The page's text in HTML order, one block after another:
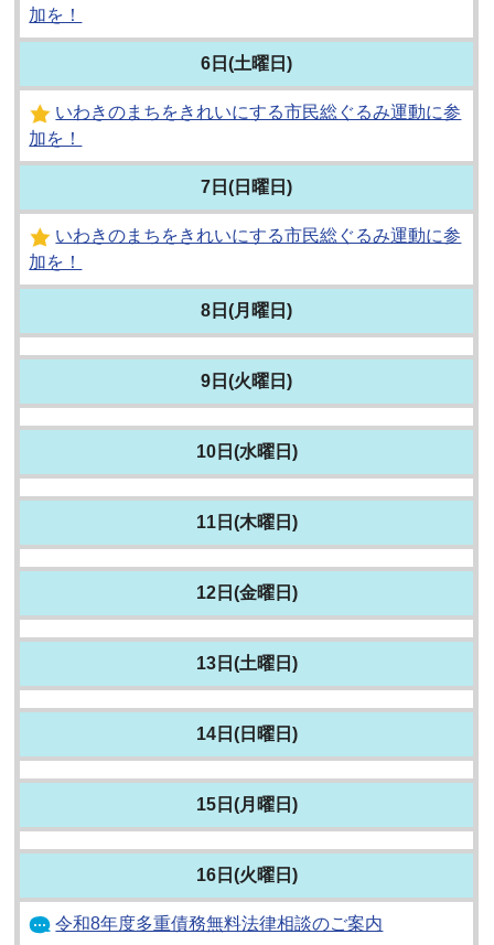
加を！
6日(土曜日)
いわきのまちをきれいにする市民総ぐるみ運動に参
加を！
7日(日曜日)
いわきのまちをきれいにする市民総ぐるみ運動に参
加を！
8日(月曜日)
9日(火曜日)
10日(水曜日)
11日(木曜日)
12日(金曜日)
13日(土曜日)
14日(日曜日)
15日(月曜日)
16日(火曜日)
令和8年度多重債務無料法律相談のご案内